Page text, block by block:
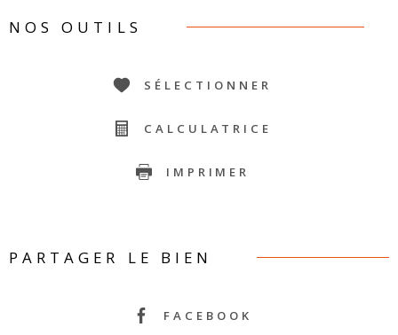
NOS OUTILS
SÉLECTIONNER
CALCULATRICE
IMPRIMER
PARTAGER LE BIEN
FACEBOOK